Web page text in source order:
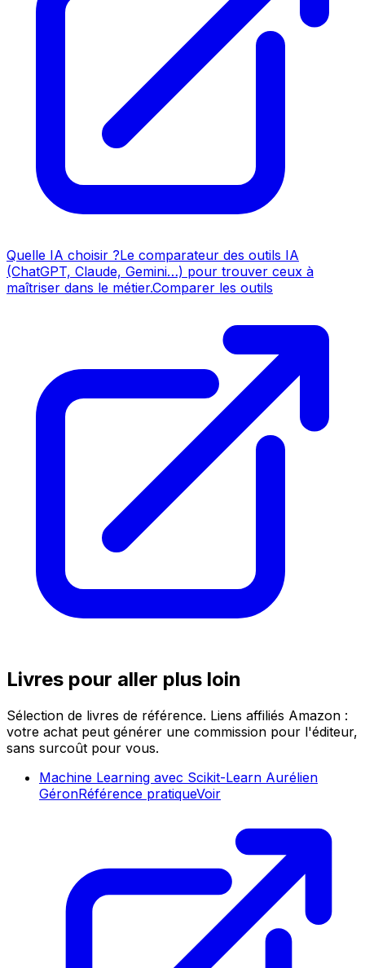
Quelle IA choisir ?Le comparateur des outils IA
(ChatGPT, Claude, Gemini…) pour trouver ceux à
maîtriser dans le métier.Comparer les outils
Livres pour aller plus loin
Sélection de livres de référence. Liens affiliés Amazon :
votre achat peut générer une commission pour l'éditeur,
sans surcoût pour vous.
Machine Learning avec Scikit-Learn Aurélien
GéronRéférence pratiqueVoir